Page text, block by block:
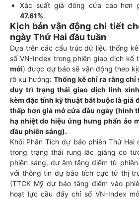
Xác suất giá đóng cửa cao hơn
47.61%.
Kịch bản vận động chi tiết
ngày Thứ Hai đầu tuần
Dựa trên các cấu trúc dữ liệu thống
số VN-Index trong phiên giao dịch kế
mới) được dự báo sẽ vận động theo
rõ xu hướng:Thống kê chỉ ra rằng chỉ
duy trì trạng thái giao dịch lình
kèm đặc tính kỹ thuật bắt buộc là giá
thấp hơn giá mở cửa đầu ngày (hình
hạ nhiệt do hiệu ứng hưng phấn ảo
đầu phiên sáng).
Khối Phân Tích dự báo phiên Thứ Hai
trong trạng thái rung lắc giằng co
phiên sáng, dư âm tăng điểm từ
với thông tin dự báo tích cực từ thị
(TTCK Mỹ dự báo tăng điểm vào
hoạt lực cầu đẩy chỉ số VN-Index